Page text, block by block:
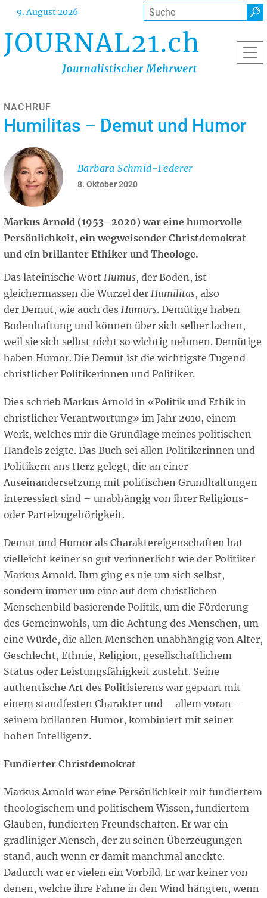
Direkt
Inhalt
9. August 2026 Suche
NACHRUF
Humilitas – Demut und Humor
8. Oktober 2020
Barbara Schmid-Federer
Markus Arnold (1953–2020) war eine humorvolle
Persönlichkeit, ein wegweisender Christdemokrat
und ein brillanter Ethiker und Theologe.
Das lateinische Wort Humus, der Boden, ist
gleichermassen die Wurzel der Humilitas, also
der Demut, wie auch des Humors. Demütige haben
Bodenhaftung und können über sich selber lachen,
weil sie sich selbst nicht so wichtig nehmen. Demütige
haben Humor. Die Demut ist die wichtigste Tugend
christlicher Politikerinnen und Politiker.
Dies schrieb Markus Arnold in «Politik und Ethik in
christlicher Verantwortung» im Jahr 2010, einem
Werk, welches mir die Grundlage meines politischen
Handels zeigte. Das Buch sei allen Politikerinnen und
Politikern ans Herz gelegt, die an einer
Auseinandersetzung mit politischen Grundhaltungen
interessiert sind – unabhängig von ihrer Religions-
oder Parteizugehörigkeit.
Demut und Humor als Charaktereigenschaften hat
vielleicht keiner so gut verinnerlicht wie der Politiker
Markus Arnold. Ihm ging es nie um sich selbst,
sondern immer um eine auf dem christlichen
Menschenbild basierende Politik, um die Förderung
des Gemeinwohls, um die Achtung des Menschen, um
eine Würde, die allen Menschen unabhängig von Alter,
Geschlecht, Ethnie, Religion, gesellschaftlichem
Status oder Leistungsfähigkeit zusteht. Seine
authentische Art des Politisierens war gepaart mit
einem standfesten Charakter und – allem voran –
seinem brillanten Humor, kombiniert mit seiner
hohen Intelligenz.
Fundierter Christdemokrat
Markus Arnold war eine Persönlichkeit mit fundiertem
theologischem und politischem Wissen, fundiertem
Glauben, fundierten Freundschaften. Er war ein
gradliniger Mensch, der zu seinen Überzeugungen
stand, auch wenn er damit manchmal aneckte.
Dadurch war er vielen ein Vorbild. Er war keiner von
denen, welche ihre Fahne in den Wind hängten, wenn